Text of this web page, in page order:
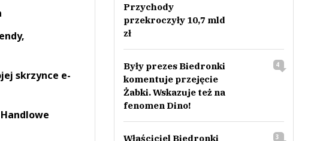
skrzynce e-
Przychody
przekroczyły 10,7 mld
zł
Były prezes Biedronki
komentuje przejęcie
Żabki. Wskazuje też na
fenomen Dino!
4
Właściciel Biedronki
3